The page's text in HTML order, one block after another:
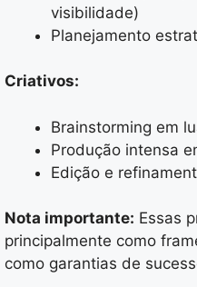
visibilidade)
Planejamento
Criativos:
Brainstorming em
Produção intensa
Edição e
Nota importante: Essas
principalmente como
como garantias de